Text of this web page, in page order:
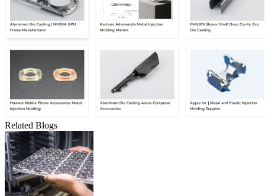
Related Blogs